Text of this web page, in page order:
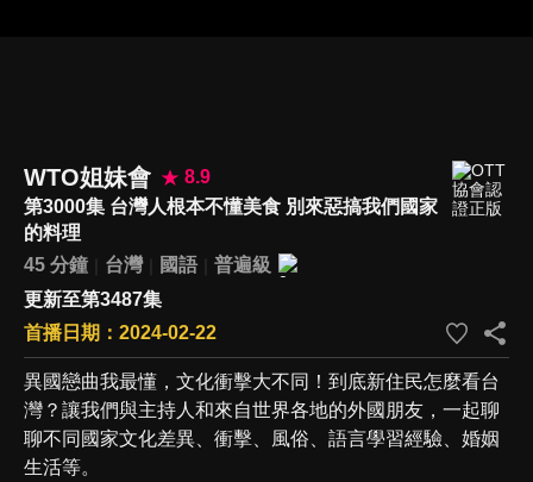
WTO姐妹會
8.9
第3000集 台灣人根本不懂美食 別來惡搞我們國家
的料理
45 分鐘
台灣 國語
普遍級
更新至第3487集
首播日期：2024-02-22
異國戀曲我最懂，文化衝擊大不同！到底新住民怎麼看台
灣？讓我們與主持人和來自世界各地的外國朋友，一起聊
聊不同國家文化差異、衝擊、風俗、語言學習經驗、婚姻
生活等。